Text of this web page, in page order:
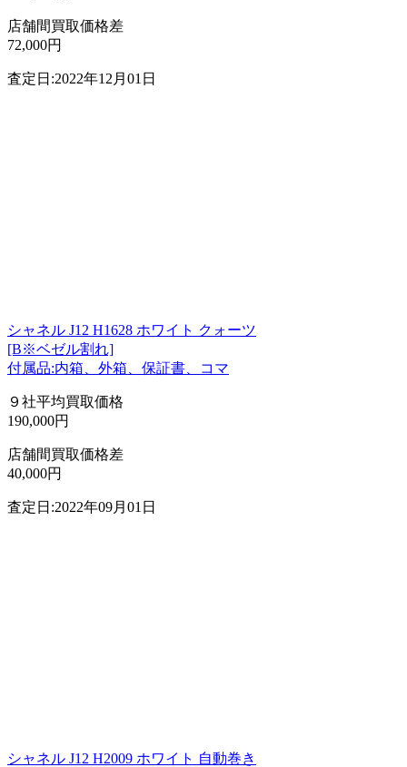
店舗間買取価格差
72,000円
査定日:2022年12月01日
シャネル J12 H1628 ホワイト クォーツ
[B※ベゼル割れ]
付属品:内箱、外箱、保証書、コマ
９社平均買取価格
190,000円
店舗間買取価格差
40,000円
査定日:2022年09月01日
シャネル J12 H2009 ホワイト 自動巻き